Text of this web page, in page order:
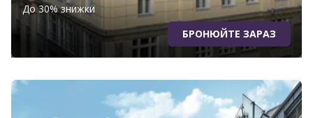
До 30% знижки
БРОНЮЙТЕ ЗАРАЗ